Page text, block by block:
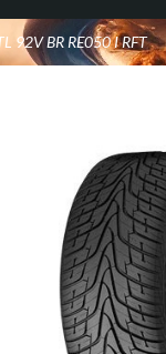
92V BR RE050 I RFT
À PLAT